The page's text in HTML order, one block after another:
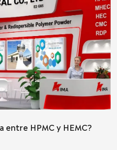
entre HPMC y HEMC?